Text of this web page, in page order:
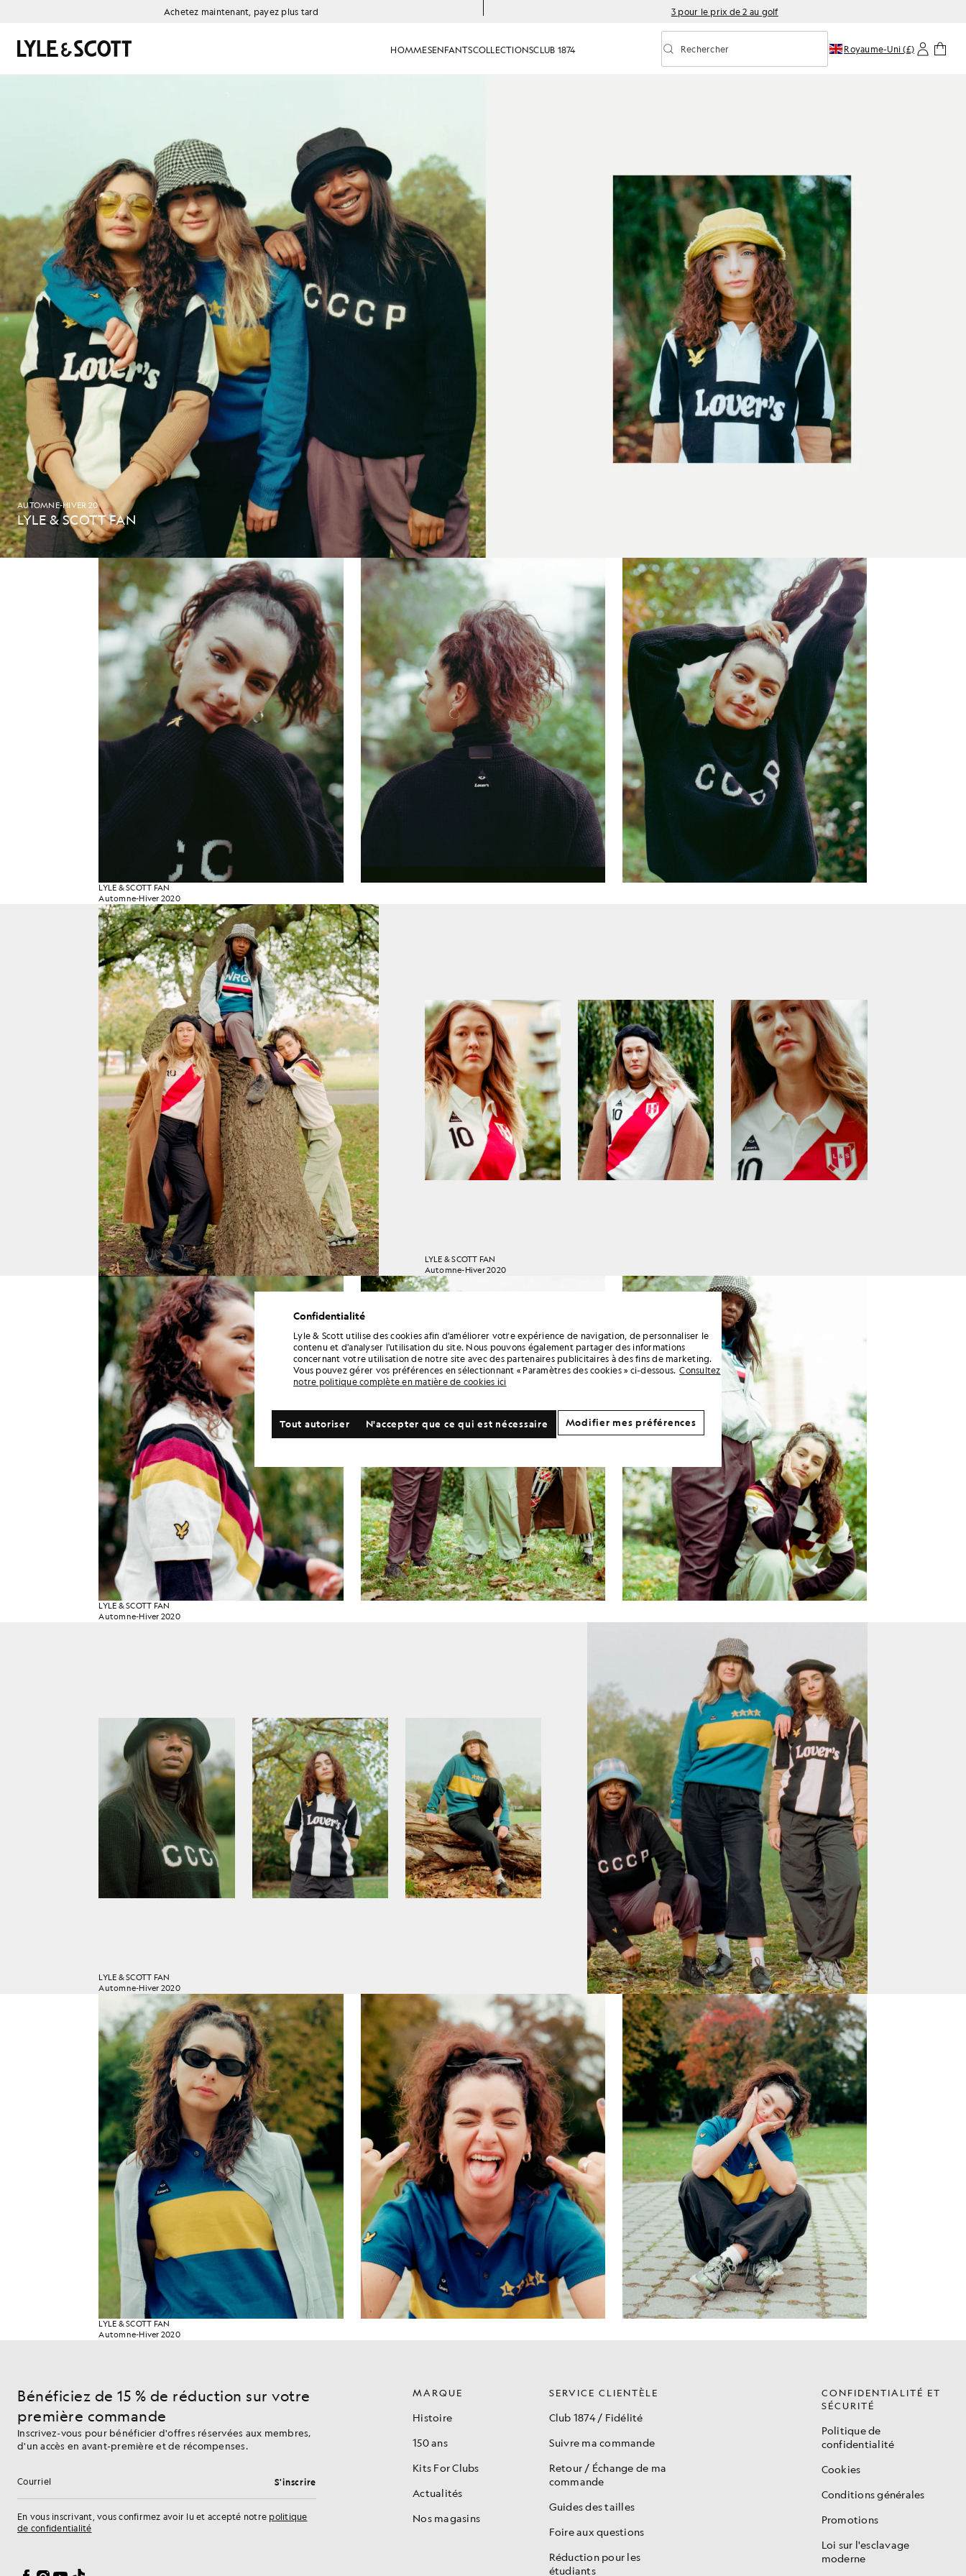
Aller directement au contenu principalAchetez maintenant, payez plus tard 3 pour le prix de 2 au golf
HOMMESENFANTSCOLLECTIONSCLUB 1874 Activer/désactiver la recherche prédictive
Rechercher Rechercher Royaume-Uni (£)
AUTOMNE-HIVER 20
LYLE & SCOTT FAN
LYLE & SCOTT FAN
Automne-Hiver 2020
LYLE & SCOTT FAN
Automne-Hiver 2020
LYLE & SCOTT FAN
Automne-Hiver 2020
LYLE & SCOTT FAN
Automne-Hiver 2020
LYLE & SCOTT FAN
Automne-Hiver 2020
Bénéficiez de 15 % de réduction sur votre
première commande
Inscrivez-vous pour bénéficier d'offres réservées aux membres,
d'un accès en avant-première et de récompenses.
Adresse e-mail S'inscrire
En vous inscrivant, vous confirmez avoir lu et accepté notre politique
de confidentialité
MARQUE
Histoire
150 ans
Kits For Clubs
Actualités
Nos magasins
SERVICE CLIENTÈLE
Club 1874 / Fidélité
Suivre ma commande
Retour / Échange de ma
commande
Guides des tailles
Foire aux questions
Réduction pour les
étudiants
CONFIDENTIALITÉ ET
SÉCURITÉ
Politique de
confidentialité
Cookies
Conditions générales
Promotions
Loi sur l'esclavage
moderne
Confidentialité
Lyle & Scott utilise des cookies afin d'améliorer votre expérience de navigation, de personnaliser le
contenu et d'analyser l'utilisation du site. Nous pouvons également partager des informations
concernant votre utilisation de notre site avec des partenaires publicitaires à des fins de marketing.
Vous pouvez gérer vos préférences en sélectionnant « Paramètres des cookies » ci-dessous. Consultez
notre politique complète en matière de cookies ici
N'accepter que ce qui est nécessaire
Tout autoriser Modifier mes préférences